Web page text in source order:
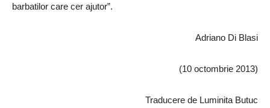
barbatilor care cer ajutor”.
Adriano Di Blasi
(10 octombrie 2013)
Traducere de Luminita Butuc